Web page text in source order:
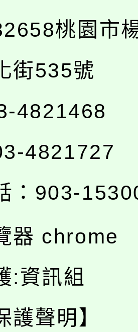
桃園市
街535號
4821468
4821727
：903-
器 chrome
:資訊組
護聲明】